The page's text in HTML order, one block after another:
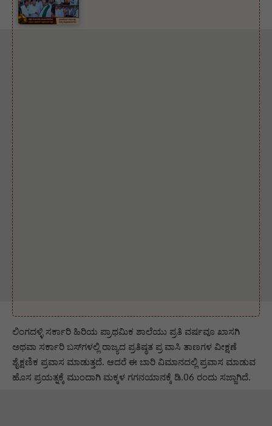
ಲಿಂಗದಳ್ಳಿ ಸರ್ಕಾರಿ ಹಿರಿಯ ಪ್ರಾಥಮಿಕ ಶಾಲೆಯು ಪ್ರತಿ ವರ್ಷವೂ ಖಾಸಗಿ
ಅಥವಾ ಸರ್ಕಾರಿ ಬಸ್‌ಗಳಲ್ಲಿ ರಾಜ್ಯದ ಪ್ರತಿಷ್ಠತ ಪ್ರ ವಾಸಿ ತಾಣಗಳ ವೀಕ್ಷಣೆ
ಶೈಕ್ಷಣಿಕ ಪ್ರವಾಸ ಮಾಡುತ್ತದೆ. ಆದರೆ ಈ ಬಾರಿ ವಿಮಾನದಲ್ಲಿ ಪ್ರವಾಸ ಮಾಡುವ
ಹೊಸ ಪ್ರಯತ್ನಕ್ಕೆ ಮುಂದಾಗಿ ಮಕ್ಕಳ ಗಗನಯಾನಕ್ಕೆ ಡಿ.06 ರಂದು ಸಜ್ಜಾಗಿದೆ.